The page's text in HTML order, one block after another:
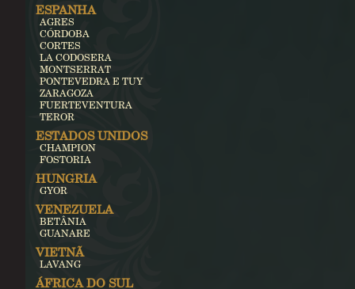
ESPANHA
AGRES
CÓRDOBA
CORTES
LA CODOSERA
MONTSERRAT
PONTEVEDRA E TUY
ZARAGOZA
FUERTEVENTURA
TEROR
ESTADOS UNIDOS
CHAMPION
FOSTORIA
HUNGRIA
GYOR
VENEZUELA
BETÂNIA
GUANARE
VIETNÃ
LAVANG
ÁFRICA DO SUL